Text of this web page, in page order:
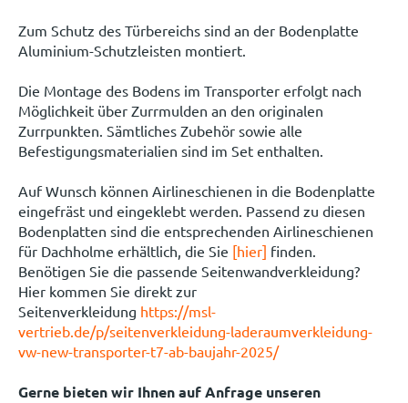
Zum Schutz des Türbereichs sind an der Bodenplatte
Aluminium-Schutzleisten montiert.
Die Montage des Bodens im Transporter erfolgt nach
Möglichkeit über Zurrmulden an den originalen
Zurrpunkten. Sämtliches Zubehör sowie alle
Befestigungsmaterialien sind im Set enthalten.
Auf Wunsch können Airlineschienen in die Bodenplatte
eingefräst und eingeklebt werden. Passend zu diesen
Bodenplatten sind die entsprechenden Airlineschienen
für Dachholme erhältlich, die Sie [hier] finden.
Benötigen Sie die passende Seitenwandverkleidung?
Hier kommen Sie direkt zur
Seitenverkleidung https://msl-
vertrieb.de/p/seitenverkleidung-laderaumverkleidung-
vw-new-transporter-t7-ab-baujahr-2025/
Gerne bieten wir Ihnen auf Anfrage unseren